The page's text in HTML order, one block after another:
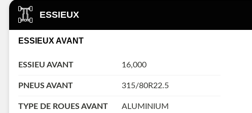
ESSIEUX
ESSIEUX AVANT
ESSIEU AVANT 16,000
PNEUS AVANT 315/80R22.5
TYPE DE ROUES AVANT
ALUMINIUM